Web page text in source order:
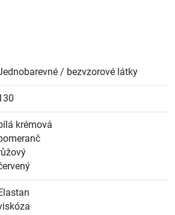
/ bezvzorové látky
krémová